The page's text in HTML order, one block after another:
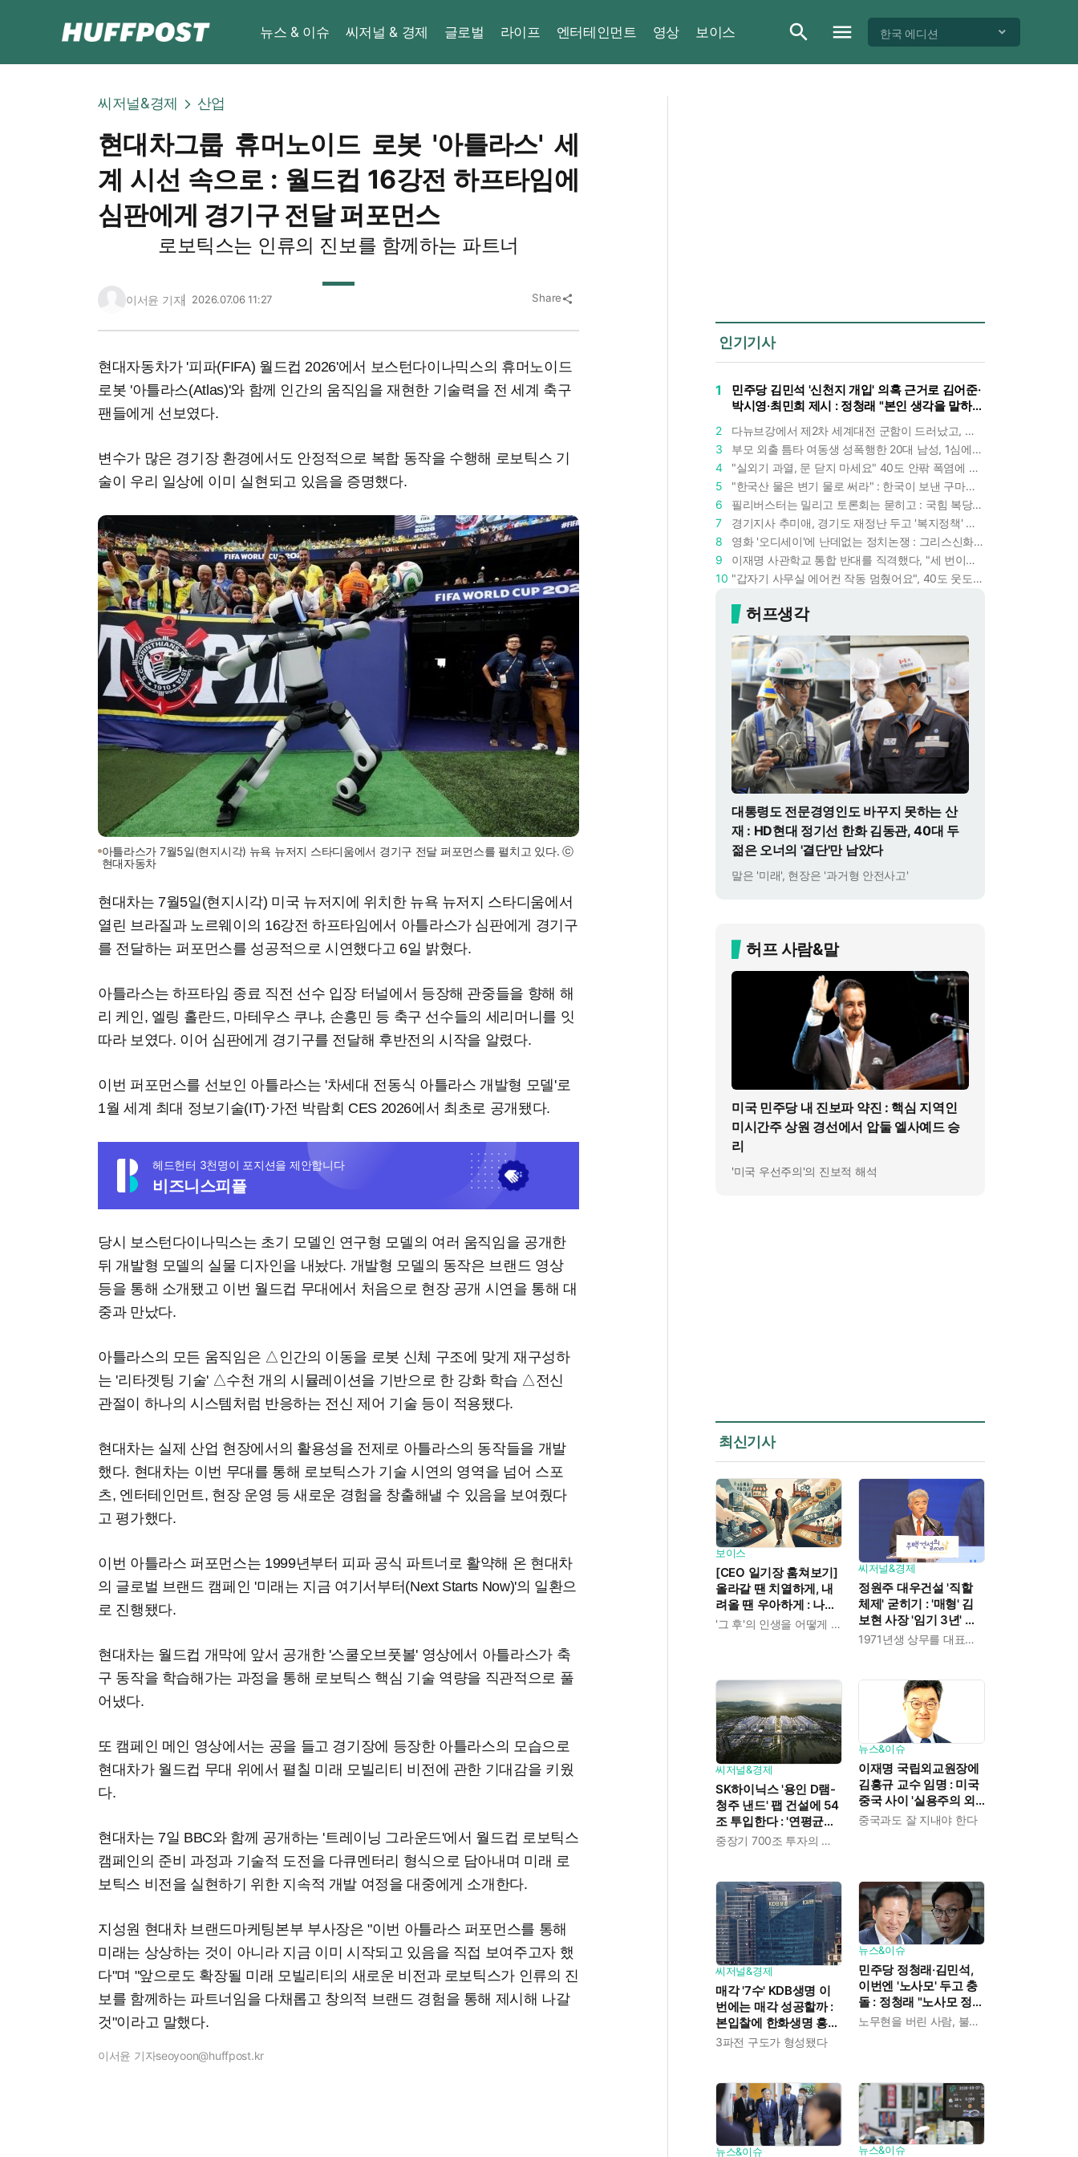
뉴스 & 이슈 씨저널 & 경제 글로벌 라이프 엔터테인먼트 영상 보이스 한국 에디션
씨저널&경제 산업
현대차그룹 휴머노이드 로봇 '아틀라스' 세
계 시선 속으로 : 월드컵 16강전 하프타임에
심판에게 경기구 전달 퍼포먼스
로보틱스는 인류의 진보를 함께하는 파트너
이서윤 기자 2026.07.06 11:27 Share share
현대자동차가 '피파(FIFA) 월드컵 2026'에서 보스턴다이나믹스의 휴머노이드
로봇 '아틀라스(Atlas)'와 함께 인간의 움직임을 재현한 기술력을 전 세계 축구
팬들에게 선보였다.
변수가 많은 경기장 환경에서도 안정적으로 복합 동작을 수행해 로보틱스 기
술이 우리 일상에 이미 실현되고 있음을 증명했다.
아틀라스가 7월5일(현지시각) 뉴욕 뉴저지 스타디움에서 경기구 전달 퍼포먼스를 펼치고 있다. ⓒ
현대자동차
현대차는 7월5일(현지시각) 미국 뉴저지에 위치한 뉴욕 뉴저지 스타디움에서
열린 브라질과 노르웨이의 16강전 하프타임에서 아틀라스가 심판에게 경기구
를 전달하는 퍼포먼스를 성공적으로 시연했다고 6일 밝혔다.
아틀라스는 하프타임 종료 직전 선수 입장 터널에서 등장해 관중들을 향해 해
리 케인, 엘링 홀란드, 마테우스 쿠냐, 손흥민 등 축구 선수들의 세리머니를 잇
따라 보였다. 이어 심판에게 경기구를 전달해 후반전의 시작을 알렸다.
이번 퍼포먼스를 선보인 아틀라스는 '차세대 전동식 아틀라스 개발형 모델'로
1월 세계 최대 정보기술(IT)·가전 박람회 CES 2026에서 최초로 공개됐다.
헤드헌터 3천명이 포지션을 제안합니다
비즈니스피플
당시 보스턴다이나믹스는 초기 모델인 연구형 모델의 여러 움직임을 공개한
뒤 개발형 모델의 실물 디자인을 내놨다. 개발형 모델의 동작은 브랜드 영상
등을 통해 소개됐고 이번 월드컵 무대에서 처음으로 현장 공개 시연을 통해 대
중과 만났다.
아틀라스의 모든 움직임은 △인간의 이동을 로봇 신체 구조에 맞게 재구성하
는 '리타겟팅 기술' △수천 개의 시뮬레이션을 기반으로 한 강화 학습 △전신
관절이 하나의 시스템처럼 반응하는 전신 제어 기술 등이 적용됐다.
현대차는 실제 산업 현장에서의 활용성을 전제로 아틀라스의 동작들을 개발
했다. 현대차는 이번 무대를 통해 로보틱스가 기술 시연의 영역을 넘어 스포
츠, 엔터테인먼트, 현장 운영 등 새로운 경험을 창출해낼 수 있음을 보여줬다
고 평가했다.
이번 아틀라스 퍼포먼스는 1999년부터 피파 공식 파트너로 활약해 온 현대차
의 글로벌 브랜드 캠페인 '미래는 지금 여기서부터(Next Starts Now)'의 일환으
로 진행됐다.
현대차는 월드컵 개막에 앞서 공개한 '스쿨오브풋볼' 영상에서 아틀라스가 축
구 동작을 학습해가는 과정을 통해 로보틱스 핵심 기술 역량을 직관적으로 풀
어냈다.
또 캠페인 메인 영상에서는 공을 들고 경기장에 등장한 아틀라스의 모습으로
현대차가 월드컵 무대 위에서 펼칠 미래 모빌리티 비전에 관한 기대감을 키웠
다.
현대차는 7일 BBC와 함께 공개하는 '트레이닝 그라운드'에서 월드컵 로보틱스
캠페인의 준비 과정과 기술적 도전을 다큐멘터리 형식으로 담아내며 미래 로
보틱스 비전을 실현하기 위한 지속적 개발 여정을 대중에게 소개한다.
지성원 현대차 브랜드마케팅본부 부사장은 "이번 아틀라스 퍼포먼스를 통해
미래는 상상하는 것이 아니라 지금 이미 시작되고 있음을 직접 보여주고자 했
다"며 "앞으로도 확장될 미래 모빌리티의 새로운 비전과 로보틱스가 인류의 진
보를 함께하는 파트너임을 다채롭고 창의적 브랜드 경험을 통해 제시해 나갈
것"이라고 말했다.
이서윤 기자seoyoon@huffpost.kr
인기기사
1
민주당 김민석 '신천지 개입' 의혹 근거로 김어준·
박시영·최민희 제시 : 정청래 "본인 생각을 말하
2
다뉴브강에서 제2차 세계대전 군함이 드러났고, 포항 수돗물은 갑자기 짜졌다 : 폭염·가뭄이 만든 낯선 풍경
3
부모 외출 틈타 여동생 성폭행한 20대 남성, 1심에서 5년형 선고 : 친족 간 '암수범죄'의 심각성
4
"실외기 과열, 문 닫지 마세요" 40도 안팎 폭염에 쉼 없이 도는 에어컨 : 화재 위험 경고등!
5
"한국산 물은 변기 물로 써라" : 한국이 보낸 구마모토 지진 구호품에 한 일본인의 '어처구니 없는' 반응
6
필리버스터는 밀리고 토론회는 묻히고 : 국힘 복당 원하는 한동훈, '검사 정치'의 한계만 드러내나
7
경기지사 추미애, 경기도 재정난 두고 '복지정책' 탓하는 시선에 정면 반박 : "고령자와 아이 인구 급증"
8
영화 '오디세이'에 난데없는 정치논쟁 : 그리스신화 공간에서 '트럼프 전쟁의 참혹함'이 보인다
9
이재명 사관학교 통합 반대를 직격했다, "세 번이나 군사 쿠데타 했는데 압도적 지위"
10
"갑자기 사무실 에어컨 작동 멈췄어요", 40도 웃도는 기온에 에어컨도 숨이 찬다
허프생각
대통령도 전문경영인도 바꾸지 못하는 산
재 : HD현대 정기선 한화 김동관, 40대 두
젊은 오너의 '결단'만 남았다
말은 '미래', 현장은 '과거형 안전사고'
허프 사람&말
미국 민주당 내 진보파 약진 : 핵심 지역인
미시간주 상원 경선에서 압둘 엘사예드 승
리
'미국 우선주의'의 진보적 해석
최신기사
보이스
[CEO 일기장 훔쳐보기]
올라갈 땐 치열하게, 내
려올 땐 우아하게 : 나만
의 커리어 설계법
'그 후'의 인생을 어떻게 살 것인가
씨저널&경제
정원주 대우건설 '직할
체제' 굳히기 : '매형' 김
보현 사장 '임기 3년' 받
고 4개월 만에 물러났다
1971년생 상무를 대표이사로 발탁
씨저널&경제
SK하이닉스 '용인 D램-
청주 낸드' 팹 건설에 54
조 투입한다 : '연평균
19% 성장' 메모리 수요중장기 700조 투자의 단계적 이행
뉴스&이슈
이재명 국립외교원장에
김흥규 교수 임명 : 미국
중국 사이 '실용주의 외
교론' 강조한 인물이다
중국과도 잘 지내야 한다
씨저널&경제
매각 '7수' KDB생명 이
번에는 매각 성공할까 :
본입찰에 한화생명 흥국
생명 한국금융지주 최종
3파전 구도가 형성됐다
뉴스&이슈
민주당 정청래·김민석,
이번엔 '노사모' 두고 충
돌 : 정청래 "노사모 정신
으로 승리" vs 김민석 측노무현을 버린 사람, 불편하겠지
뉴스&이슈 뉴스&이슈